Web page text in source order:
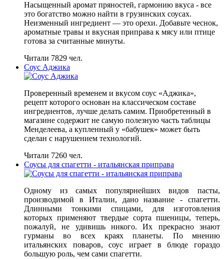
Насыщенный аромат пряностей, гармонию вкуса - все
это богатство можно найти в грузинских соусах.
Неизменный ингредиент — это орехи. Добавьте чеснок,
ароматные травы и вкусная приправа к мясу или птице
готова за считанные минуты.
Читали 7829 чел.
Соус Аджика
Проверенный временем и вкусом соус «Аджика»,
рецепт которого основан на классическом составе
ингредиентов, лучше делать самим. Приобретенный в
магазине содержит не самую полезную часть таблицы
Менделеева, а купленный у «бабушек» может быть
сделан с нарушением технологий.
Читали 7260 чел.
Соусы для спагетти - итальянская приправа
Одному из самых популярнейших видов пасты,
производимой в Италии, дано название - спагетти.
Длинными тонкими спицами, для изготовления
которых применяют твердые сорта пшеницы, теперь,
пожалуй, не удивишь никого. Их прекрасно знают
гурманы во всех краях планеты. По мнению
итальянских поваров, соус играет в блюде гораздо
большую роль, чем сами спагетти.